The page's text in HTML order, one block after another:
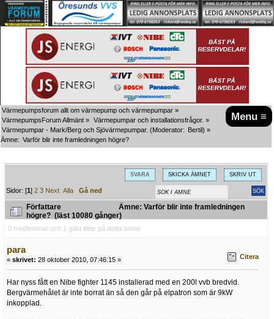
Menu ≡
Värmepumpsforum allt om värmepump och värmepumpar »
VärmepumpsForum Allmänt » Värmepumpar och installationsfrågor. »
Värmepumpar - Mark/Berg och Sjövärmepumpar. (Moderator: Bertil) »
Ämne: Varför blir inte framledningen högre?
SVARA SKICKA ÄMNET SKRIV UT
Sidor: [1]2 3 Next Alla Gå ned
Författare
Ämne: Varför blir inte framledningen
högre? (läst 10080 gånger)
0 medlemmar och 1 gäst tittar på detta ämne.
para
« skrivet: 28 oktober 2010, 07:46:15 » Citera
Har nyss fått en Nibe fighter 1145 installerad med en 200l vvb bredvid.
Bergvärmehålet är inte borrat än så den går på elpatron som är 9kW
inkopplad.